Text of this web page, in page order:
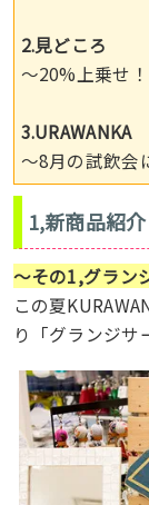
2.見どころ
〜20%上乗せ
3.URAWANKA
〜8月の試飲会
1,新商品紹介
〜その1,グラン
この夏
り「グランジサ